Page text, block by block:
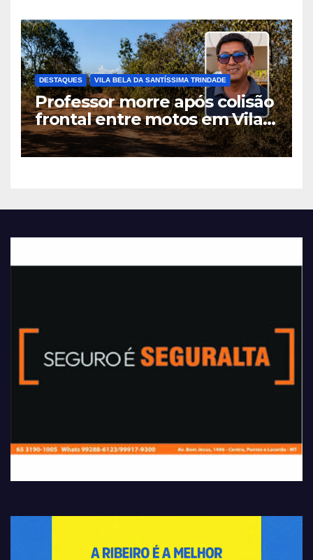
DESTAQUES VILA BELA DA SANTÍSSIMA TRINDADE
Professor morre após colisão
frontal entre motos em Vila
Bela da Santíssima Trindade